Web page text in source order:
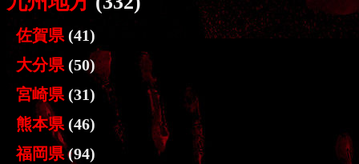
佐賀県 (41)
大分県 (50)
宮崎県 (31)
熊本県 (46)
福岡県(94)